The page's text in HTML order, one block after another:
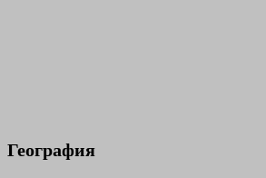
География